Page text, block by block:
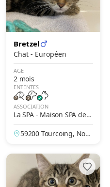
Bretzel
Chat - Européen
AGE
2 mois
ENTENTES
ASSOCIATION
La SPA - Maison SPA de T
ourcoing
59200 Tourcoing, Nor